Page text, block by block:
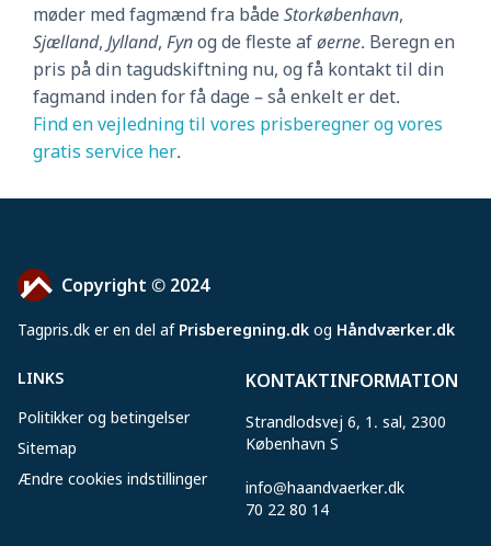
møder med fagmænd fra både Storkøbenhavn,
Sjælland, Jylland, Fynog de fleste aføerne. Beregn en
pris på din tagudskiftning nu, og få kontakt til din
fagmand inden for få dage – så enkelt er det.
Find en vejledning til vores prisberegner og vores
gratis service her.
Copyright © 2024
Tagpris.dk er en del af Prisberegning.dk og Håndværker.dk
LINKS
Politikker og betingelser
Sitemap
Ændre cookies indstillinger
KONTAKTINFORMATION
Strandlodsvej 6, 1. sal, 2300
København S
info@haandvaerker.dk
70 22 80 14